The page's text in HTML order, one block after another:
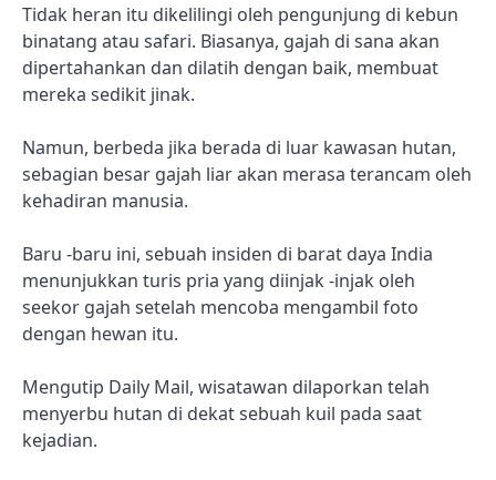
Tidak heran itu dikelilingi oleh pengunjung di kebun
binatang atau safari. Biasanya, gajah di sana akan
dipertahankan dan dilatih dengan baik, membuat
mereka sedikit jinak.
Namun, berbeda jika berada di luar kawasan hutan,
sebagian besar gajah liar akan merasa terancam oleh
kehadiran manusia.
Baru -baru ini, sebuah insiden di barat daya India
menunjukkan turis pria yang diinjak -injak oleh
seekor gajah setelah mencoba mengambil foto
dengan hewan itu.
Mengutip Daily Mail, wisatawan dilaporkan telah
menyerbu hutan di dekat sebuah kuil pada saat
kejadian.